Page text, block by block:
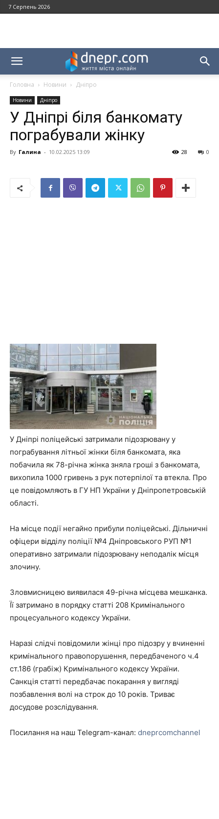
7 Серпень 2026
Головна Новини Дніпро
Новини Дніпро
У Дніпрі біля банкомату
пограбували жінку
By Галина - 10.02.2025 13:09 0
28
У Дніпрі поліцейські затримали підозрювану у
пограбування літньої жінки біля банкомата, яка
побачила як 78-річна жінка зняла гроші з банкомата,
вихопила 1000 гривень з рук потерпілої та втекла. Про
це повідомляють в ГУ НП України у Дніпропетровській
області.
На місце події негайно прибули поліцейські. Дільничні
офіцери відділу поліції №4 Дніпровського РУП №1
оперативно затримали підозрювану неподалік місця
злочину.
Зловмисницею виявилася 49-річна місцева мешканка.
Її затримано в порядку статті 208 Кримінального
процесуального кодексу України.
Наразі слідчі повідомили жінці про підозру у вчиненні
кримінального правопорушення, передбаченого ч.4
ст.186 (грабіж) Кримінального кодексу України.
Санкція статті передбачає покарання у вигляді
позбавлення волі на строк до 10 років. Триває
досудове розслідування.
Посилання на наш Telegram-канал: dneprcomchannel